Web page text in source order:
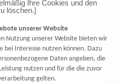
Ihre Cookies und den
löschen.]
unserer Website
Nutzung unserer Website bieten wir
bei Interesse nutzen können. Dazu
Daten angeben, die
nutzen und für die die zuvor
gelten.